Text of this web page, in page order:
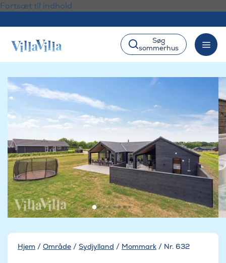
Fortsæt til indhold
Søg
sommerhus
Hjem / Område / Sydjylland / Mommark / Nr. 632